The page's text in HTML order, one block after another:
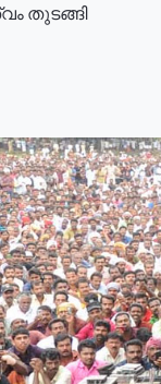
തുടങ്ങി